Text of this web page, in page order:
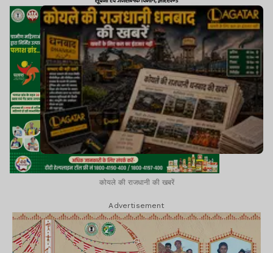
कोयले की राजधानी की खबरें
Advertisement